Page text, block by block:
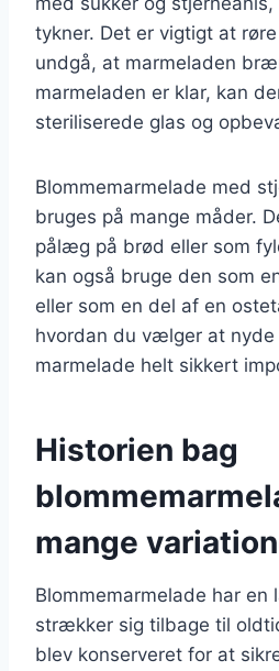
tykner. Det er vigtigt at
undgå, at marmeladen
marmeladen er klar, kan
steriliserede glas og
Blommemarmelade med
bruges på mange måder.
pålæg på brød eller som
kan også bruge den som
eller som en del af en
hvordan du vælger at nyde
marmelade helt sikkert
Historien bag
mange
Blommemarmelade har en
strækker sig tilbage til
blev konserveret for at